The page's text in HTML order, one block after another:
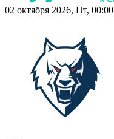
02 октября 2026, Пт, 00:00